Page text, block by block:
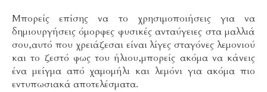
Μπορείς επίσης να το χρησιμοποιήσεις για να
δημιουργήσεις όμορφες φυσικές ανταύγειες στα μαλλιά
σου,αυτό που χρειάζεσαι είναι λίγες σταγόνες λεμονιού
και το ζεστό φως του ήλιου,μπορείς ακόμα να κάνεις
ένα μείγμα από χαμομήλι και λεμόνι για ακόμα πιο
εντυπωσιακά αποτελέσματα.